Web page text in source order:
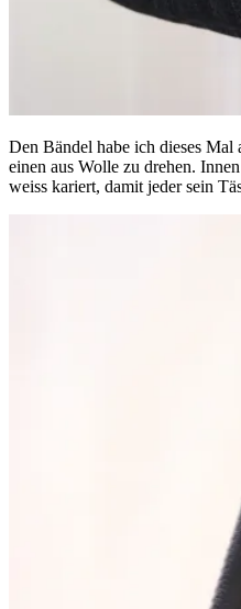
Den Bändel habe ich dieses Mal
einen aus Wolle zu drehen.
weiss kariert, damit jeder sein